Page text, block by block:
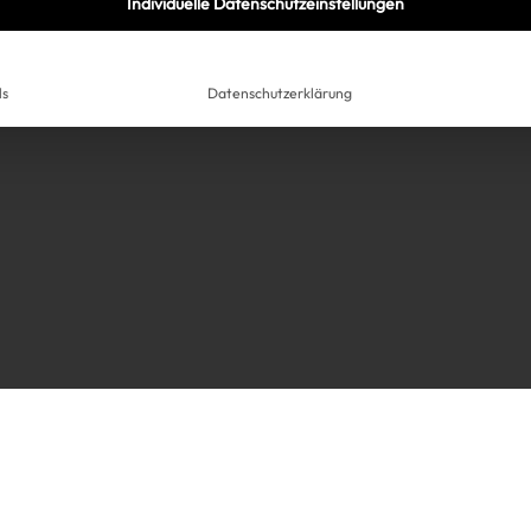
Datenschutzerklärung